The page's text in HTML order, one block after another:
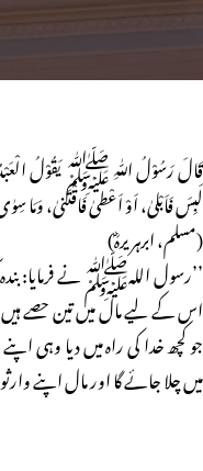
قَالَ رَسُوْلُ اللّٰہِ ﷺ یَقُوْلُ الْعَبْدُ
لَبِسَ فَاَبْلیٰ، اَوْ اَعْطیٰ فَاقْتَنیٰ،
(مسلم، ابرہریرہؓ)
’’رسول اللہﷺ نے فرمایا: بندہ
اس کے لیے مال میں تین حصے ہیں:
جو کچھ خدا کی راہ میں دیا وہی
میں چلا جائے گا اور مال اپنے